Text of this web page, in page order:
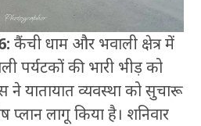
कैंची धाम और भवाली क्षेत्र में
पर्यटकों की भारी भीड़ को
यातायात व्यवस्था को सुचारू
लागू किया है। शनिवार